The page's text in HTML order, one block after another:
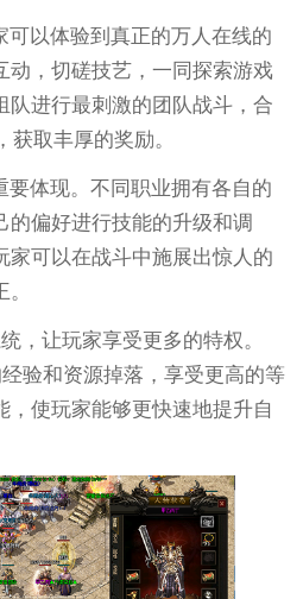
可以体验到真正的万人在线的
动，切磋技艺，一同探索游戏
队进行最刺激的团队战斗，合
取丰厚的奖励。
要体现。不同职业拥有各自的
的偏好进行技能的升级和调
家可以在战斗中施展出惊人的
，让玩家享受更多的特权。
验和资源掉落，享受更高的等
，使玩家能够更快速地提升自